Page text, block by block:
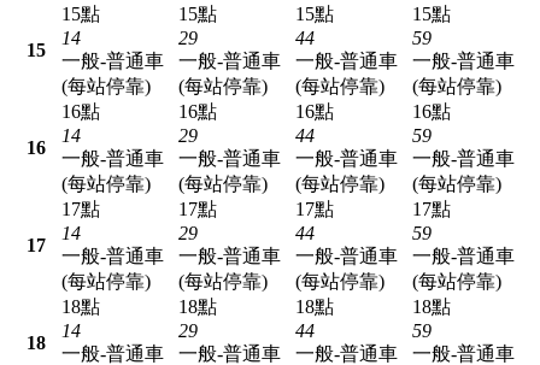
15
15點
14
一般-普通車
(每站停靠)
15點
29
一般-普通車
(每站停靠)
15點
44
一般-普通車
(每站停靠)
15點
59
一般-普通車
(每站停靠)
16
16點
14
一般-普通車
(每站停靠)
16點
29
一般-普通車
(每站停靠)
16點
44
一般-普通車
(每站停靠)
16點
59
一般-普通車
(每站停靠)
17
17點
14
一般-普通車
(每站停靠)
17點
29
一般-普通車
(每站停靠)
17點
44
一般-普通車
(每站停靠)
17點
59
一般-普通車
(每站停靠)
18
18點
14
一般-普通車
18點
29
一般-普通車
18點
44
一般-普通車
18點
59
一般-普通車